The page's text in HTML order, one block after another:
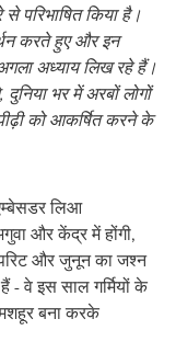
परिभाषित किया है।
करते हुए और इन
अध्याय लिख रहे हैं।
भर में अरबों लोगों
को आकर्षित करने के
लिआ
और केंद्र में होंगी,
और जुनून का जश्न
- वे इस साल गर्मियों के
बना करके